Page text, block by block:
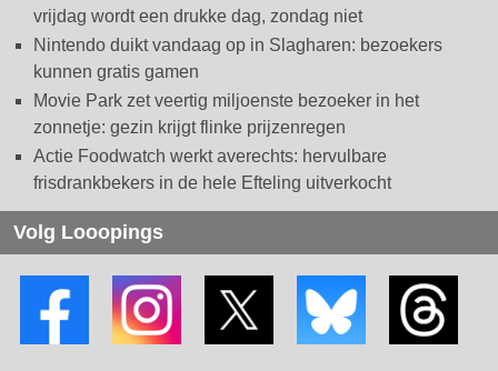
vrijdag wordt een drukke dag, zondag niet
Nintendo duikt vandaag op in Slagharen: bezoekers
kunnen gratis gamen
Movie Park zet veertig miljoenste bezoeker in het
zonnetje: gezin krijgt flinke prijzenregen
Actie Foodwatch werkt averechts: hervulbare
frisdrankbekers in de hele Efteling uitverkocht
Volg Looopings